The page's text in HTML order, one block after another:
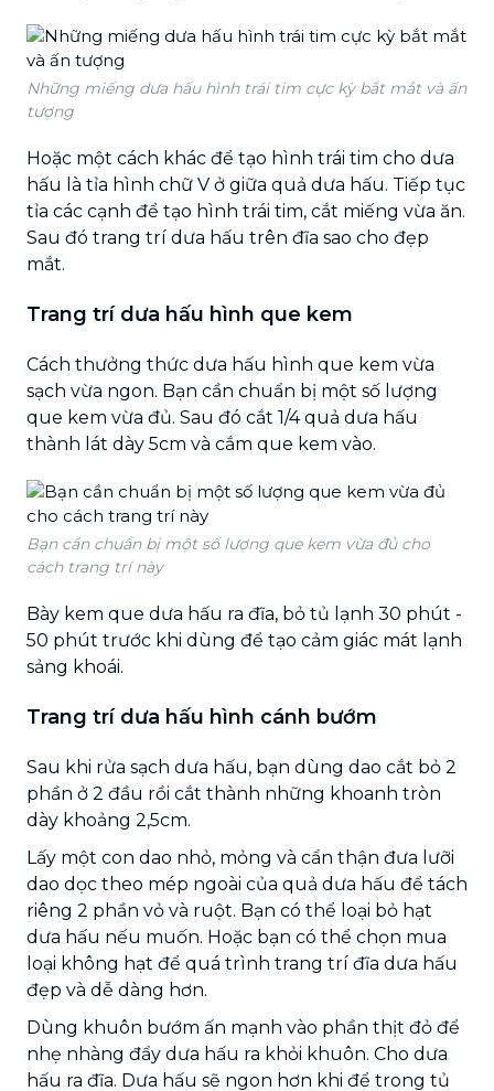
Những miếng dưa hấu hình trái tim cực kỳ bắt mắt và ấn
tượng
Hoặc một cách khác để tạo hình trái tim cho dưa
hấu là tỉa hình chữ V ở giữa quả dưa hấu. Tiếp tục
tỉa các cạnh để tạo hình trái tim, cắt miếng vừa ăn.
Sau đó trang trí dưa hấu trên đĩa sao cho đẹp
mắt.
Trang trí dưa hấu hình que kem
Cách thưởng thức dưa hấu hình que kem vừa
sạch vừa ngon. Bạn cần chuẩn bị một số lượng
que kem vừa đủ. Sau đó cắt 1/4 quả dưa hấu
thành lát dày 5cm và cắm que kem vào.
Bạn cần chuẩn bị một số lượng que kem vừa đủ cho
cách trang trí này
Bày kem que dưa hấu ra đĩa, bỏ tủ lạnh 30 phút -
50 phút trước khi dùng để tạo cảm giác mát lạnh
sảng khoái.
Trang trí dưa hấu hình cánh bướm
Sau khi rửa sạch dưa hấu, bạn dùng dao cắt bỏ 2
phần ở 2 đầu rồi cắt thành những khoanh tròn
dày khoảng 2,5cm.
Lấy một con dao nhỏ, mỏng và cẩn thận đưa lưỡi
dao dọc theo mép ngoài của quả dưa hấu để tách
riêng 2 phần vỏ và ruột. Bạn có thể loại bỏ hạt
dưa hấu nếu muốn. Hoặc bạn có thể chọn mua
loại không hạt để quá trình trang trí đĩa dưa hấu
đẹp và dễ dàng hơn.
Dùng khuôn bướm ấn mạnh vào phần thịt đỏ để
nhẹ nhàng đẩy dưa hấu ra khỏi khuôn. Cho dưa
hấu ra đĩa. Dưa hấu sẽ ngon hơn khi để trong tủ